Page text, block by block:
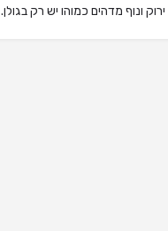
ונוף מדהים כמוהו יש רק בגולן.